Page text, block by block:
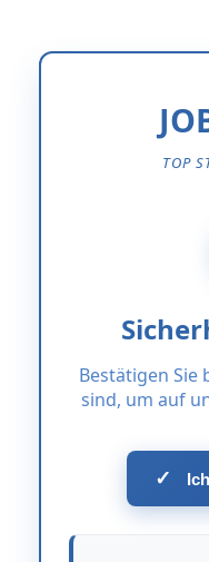
TOP
Bestätigen Sie
sind, um auf
✓